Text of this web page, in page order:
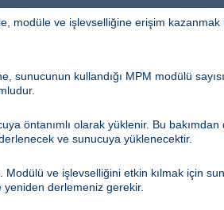
modüle ve işlevselliğine erişim
sunucunun kullandığı MPM modülü
öntanımlı olarak yüklenir. Bu
ve sunucuya yüklenecektir.
ve işlevselliğini etkin kılmak için
yeniden derlemeniz gerekir.